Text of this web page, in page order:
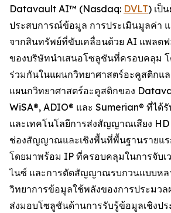
Datavault AI™ (Nasdaq: DVLT) เป็
ประสบการณ์ข้อมูล การประเมินมูลค่า แ
จากสินทรัพย์ที่ขับเคลื่อนด้วย AI แพลต
ของบริษัทนำเสนอโซลูชันที่ครอบคลุม โ
ร่วมกันในแผนกวิทยาศาสตร์อะคูสติกแ
แผนกวิทยาศาสตร์อะคูสติกของ
WiSA®, ADIO® และ Sumerian® ที่ได้
และเทคโนโลยีการส่งสัญญาณเสียง
ช่องสัญญาณและเชิงพื้นที่พื้นฐานรายแ
โดยมาพร้อม IP ที่ครอบคลุมในการจับเ
ไนซ์ และการตัดสัญญาณรบกวนแบบห
วิทยาการข้อมูลใช้พลังของการประมวล
ส่งมอบโซลูชันด้านการรับรู้ข้อมูลเชิงป